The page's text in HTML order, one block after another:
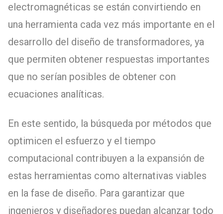
electromagnéticas se están convirtiendo en
una herramienta cada vez más importante en el
desarrollo del diseño de transformadores, ya
que permiten obtener respuestas importantes
que no serían posibles de obtener con
ecuaciones analíticas.
En este sentido, la búsqueda por métodos que
optimicen el esfuerzo y el tiempo
computacional contribuyen a la expansión de
estas herramientas como alternativas viables
en la fase de diseño. Para garantizar que
ingenieros y diseñadores puedan alcanzar todo